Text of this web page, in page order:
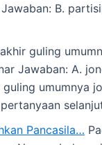
B.
guling
Jawaban: A.
umumnya
Pancasila…